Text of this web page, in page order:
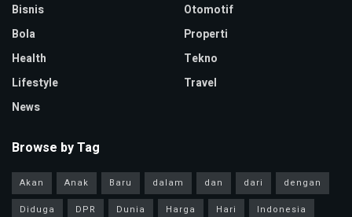
Bisnis
Bola
Health
Lifestyle
News
Otomotif
Properti
Tekno
Travel
Browse by Tag
Akan Anak Baru dalam dan dari
dengan
Diduga
DPR Dunia Harga Hari
Indonesia